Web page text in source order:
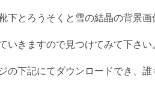
とろうそくと雪の結晶の背景画
きますので見つけてみて下さい
下記にてダウンロードでき、誰